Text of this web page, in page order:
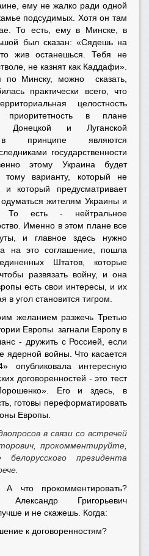
ему не жалко ради одной
подсудимых. Хотя он там
То есть, ему в Минске, в
был сказан: «Сядешь на
жив останешься. Тебя не
не казнят как Каддафи».
по Минску, можно сказать,
практически всего, что
целостность
приоритетность в плане
Донецкой и Луганской
принципе являются
государственности
этому Украина будет
тому варианту, который не
и который предусматривает
одуматься жителям Украины и
То есть - нейтральное
Именно в этом плане все
и главное здесь нужно
на это соглашение, пошла
Штатов, которые
развязать войну, и она
есть свои интересы, и их
в угол становится тигром.
желанием разжечь Третью
Европы загнали Европу в
- дружить с Россией, если
ядерной войны. Что касается
опубликовала интересную
договоренностей - это тест
Его и здесь, в
готовы переформатировать
Европы.
в связи со встречей
прокомментируйте,
президента
А что прокомментировать?
Григорьевич
и не скажешь. Когда:
к договоренностям?